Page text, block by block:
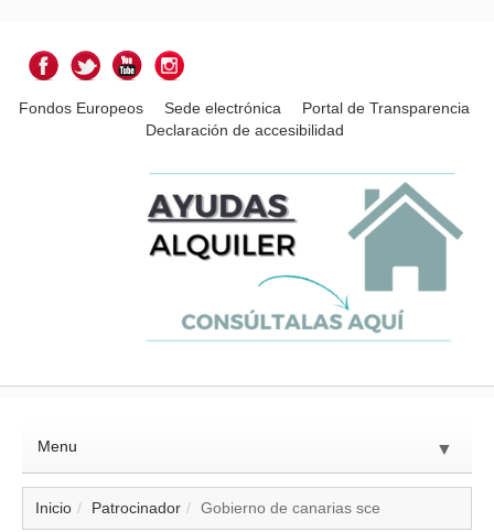
Fondos Europeos Sede electrónica
Portal de Transparencia
Declaración de accesibilidad
Menu ▼
Inicio Patrocinador Gobierno de canarias sce